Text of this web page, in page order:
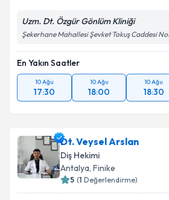
Uzm. Dt. Özgür Gönlüm Kliniği
Şekerhane Mahallesi Şevket Tokuş Caddesi
En Yakın Saatler
10 Ağu
17:30
10 Ağu
18:00
10 Ağu
18:30
Dt. Veysel Arslan
Diş Hekimi
Antalya, Finike
5 (1 Değerlendirme)